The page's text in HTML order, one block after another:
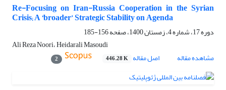
Re-Focusing on Iran-Russia Cooperation in the Syrian
Crisis; A ‘broader’ Strategic Stability on Agenda
دوره 17، شماره 4، زمستان 1400، صفحه
156-185
Ali Reza Noori، Heidarali Masoudi
مشاهده مقاله
اصل مقاله 446.28 K
2